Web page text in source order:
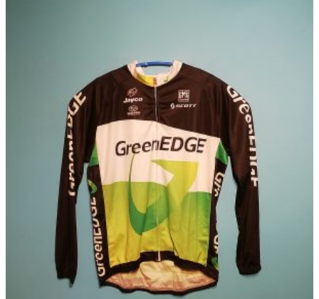
options
may
be
chosen
on
the
product
page